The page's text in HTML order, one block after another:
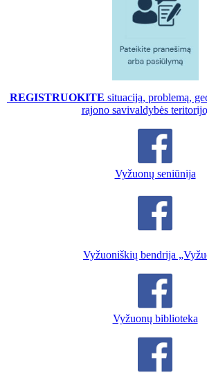
REGISTRUOKITE situaciją, problemą,
rajono savivaldybės
Vyžuonų seniūnija
Vyžuoniškių bendrija
Vyžuonų biblioteka